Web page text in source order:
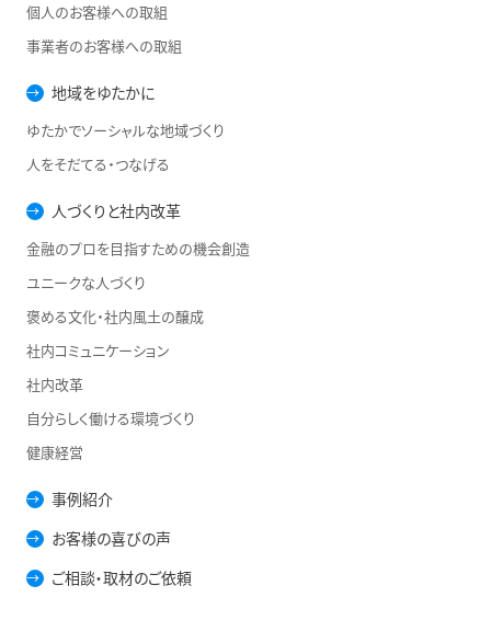
個人のお客様への取組
事業者のお客様への取組
地域をゆたかに
ゆたかでソーシャルな地域づくり
人をそだてる・つなげる
人づくりと社内改革
金融のプロを目指すための機会創造
ユニークな人づくり
褒める文化・社内風土の醸成
社内コミュニケーション
社内改革
自分らしく働ける環境づくり
健康経営
事例紹介
お客様の喜びの声
ご相談・取材のご依頼